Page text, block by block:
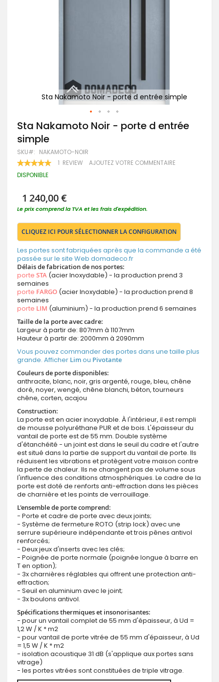
Sta Nakamoto Noir - porte d entrée simple
Passer
au
début
de
la
Galerie
d’images
Sta Nakamoto Noir - porte d entrée
simple
SKU NAKAMOTO-NOIR
RATING: 1 REVIEW AJOUTEZ VOTRE COMMENTAIRE
DISPONIBLE
1 240,00 €
Le prix comprend la TVA et les frais d'expédition.
CLIQUEZ ICI POUR SÉLECTIONNER LA CONFIGURATION
Les portes sont fabriquées après que la commande a été
passée sur le site Web domadeco.fr
Délais de fabrication de nos portes:
porte STA (acier Inoxydable) - la production prend 3
semaines
porte FARGO (acier Inoxydable) - la production prend 8
semaines
porte LIM (aluminium) - la production prend 6 semaines
Taille de la porte avec cadre:
Largeur à partir de: 807mm à 1107mm
Hauteur à partir de: 2000mm à 2090mm
Vous pouvez commander des portes dans une taille plus
grande. Afficher Limou Pivotante
Couleurs de porte disponibles:
anthracite, blanc, noir, gris argenté, rouge, bleu, chêne
doré, noyer, wengé, chêne blanchi, béton, tourneurs
chêne, corten, acajou
Construction:
La porte est en acier inoxydable. À l'intérieur, il est rempli
de mousse polyuréthane PUR et de bois. L'épaisseur du
vantail de porte est de 55 mm. Double système
d'étanchéité - un joint est dans le seuil du cadre et l'autre
est situé dans la partie de support du vantail de porte. Ils
réduisent les vibrations et protègent votre maison contre
la perte de chaleur. Ils ne changent pas de volume sous
l'influence des conditions atmosphériques. Le cadre de la
porte est doté de renforts anti-effraction dans les pièces
de charnière et les points de verrouillage.
L'ensemble de porte comprend:
- Porte et cadre de porte avec deux joints;
- Système de fermeture ROTO (strip lock) avec une
serrure supérieure indépendante et trois pênes antivol
renforcés;
- Deux jeux d'inserts avec les clés;
- Poignée de porte normale (poignée longue à barre en
T en option);
- 3x charnières réglables qui offrent une protection anti-
effraction;
- Seuil en aluminium avec le joint;
- 3x boulons antivol.
Spécifications thermiques et insonorisantes:
- pour un vantail complet de 55 mm d'épaisseur, à Ud =
1,2 W / K * m2
- pour vantail de porte vitrée de 55 mm d'épaisseur, à Ud
= 1,5 W / K * m2
- isolation acoustique 31 dB (s'applique aux portes sans
vitrage)
- les portes vitrées sont constituées de triple vitrage.